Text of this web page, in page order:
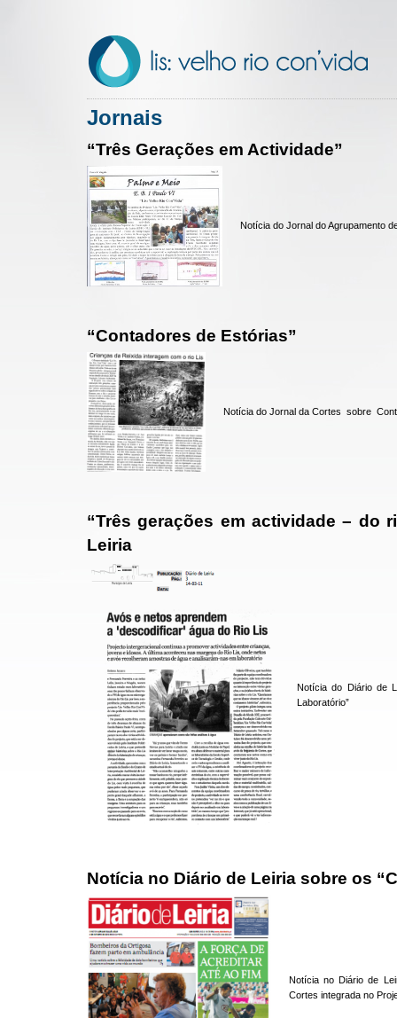
Jornais
“Três Gerações em Actividade”
Notícia do Jornal do Agrupamento
“Contadores de Estórias”
Notícia do Jornal da Cortes sobre
“Três gerações em actividade – do
Leiria
Notícia do Diário de
Laboratório”
Notícia no Diário de Leiria sobre os
Notícia no Diário de
Cortes integrada no